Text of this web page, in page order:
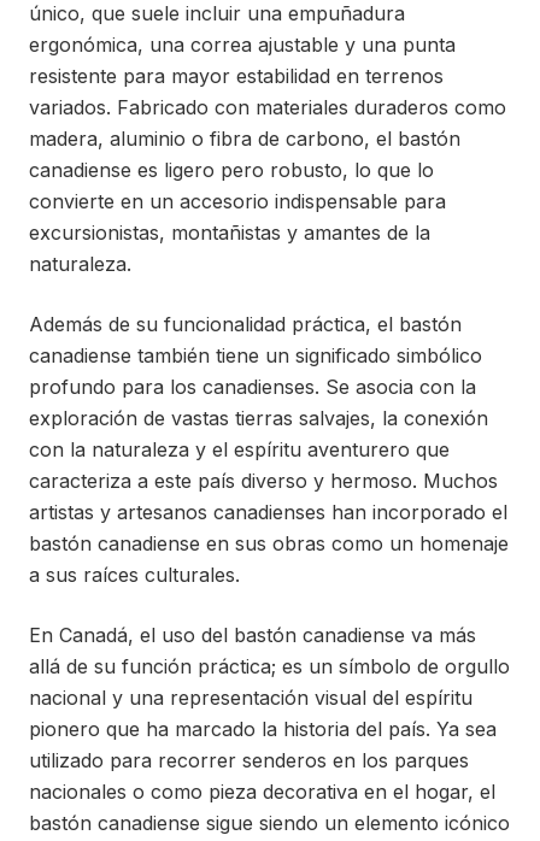
único, que suele incluir una empuñadura
ergonómica, una correa ajustable y una punta
resistente para mayor estabilidad en terrenos
variados. Fabricado con materiales duraderos como
madera, aluminio o fibra de carbono, el bastón
canadiense es ligero pero robusto, lo que lo
convierte en un accesorio indispensable para
excursionistas, montañistas y amantes de la
naturaleza.
Además de su funcionalidad práctica, el bastón
canadiense también tiene un significado simbólico
profundo para los canadienses. Se asocia con la
exploración de vastas tierras salvajes, la conexión
con la naturaleza y el espíritu aventurero que
caracteriza a este país diverso y hermoso. Muchos
artistas y artesanos canadienses han incorporado el
bastón canadiense en sus obras como un homenaje
a sus raíces culturales.
En Canadá, el uso del bastón canadiense va más
allá de su función práctica; es un símbolo de orgullo
nacional y una representación visual del espíritu
pionero que ha marcado la historia del país. Ya sea
utilizado para recorrer senderos en los parques
nacionales o como pieza decorativa en el hogar, el
bastón canadiense sigue siendo un elemento icónico